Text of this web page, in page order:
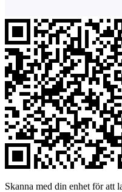
Skanna med din enhet för att